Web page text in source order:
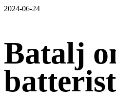
2024-06-24
Batalj